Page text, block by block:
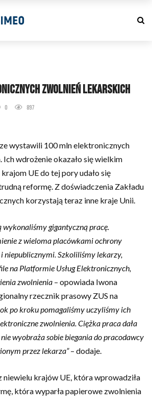
zwolnień lekarskich
0 897
wystawili 100 mln elektronicznych
wdrożenie okazało się wielkim
UE do tej pory udało się
reformę. Z doświadczenia Zakładu
korzystają teraz inne kraje Unii.
wykonaliśmy gigantyczną pracę.
z wieloma placówkami ochrony
niepublicznymi. Szkoliliśmy lekarzy,
na Platformie Usług Elektronicznych,
zwolnienia – opowiada Iwona
rzecznik prasowy ZUS na
po kroku pomagaliśmy uczyliśmy ich
zwolnienia. Ciężka praca dała
wyobraża sobie biegania do pracodawcy
przez lekarza”– dodaje.
niewielu krajów UE, która wprowadziła
która wyparła papierowe zwolnienia